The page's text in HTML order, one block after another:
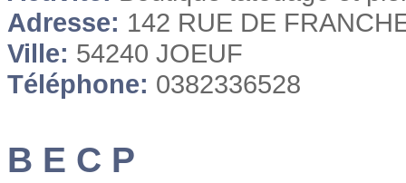
Adresse: 142 RUE DE
Ville: 54240 JOEUF
Téléphone: 0382336528
B E C P